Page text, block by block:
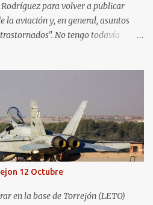
Rodríguez para volver a publicar
aviación y, en general, asuntos
No tengo todavía
genial sesión fotográfica en el
no he tenido tiempo de
siguiente, asistí al Festival Aéreo de
tomas que realicé este pasado
12 Octubre
en la base de Torrejón (LETO)